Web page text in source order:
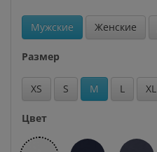
Мужские Женские
Размер
XS S M L XL
Цвет